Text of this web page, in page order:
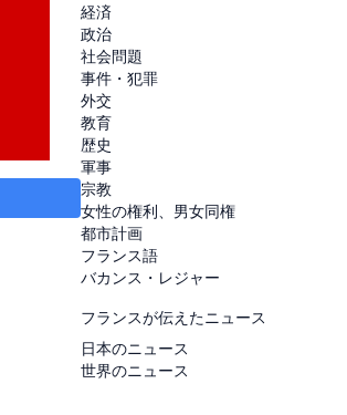
経済
政治
社会問題
事件・犯罪
外交
教育
歴史
軍事
宗教
女性の権利、男女同権
都市計画
フランス語
バカンス・レジャー
フランスが伝えたニュース
日本のニュース
世界のニュース